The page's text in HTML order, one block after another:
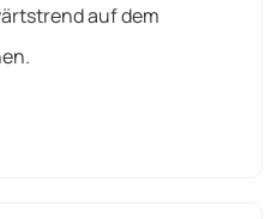
auf dem